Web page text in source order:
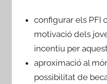
configurar els PFI
motivació dels
incentiu per
aproximació al
possibilitat de